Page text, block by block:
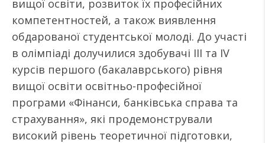
вищої освіти, розвиток їх професійних
компетентностей, а також виявлення
обдарованої студентської молоді. До участі
в олімпіаді долучилися здобувачі ІІІ та IV
курсів першого (бакалаврського) рівня
вищої освіти освітньо-професійної
програми «Фінанси, банківська справа та
страхування», які продемонстрували
високий рівень теоретичної підготовки,